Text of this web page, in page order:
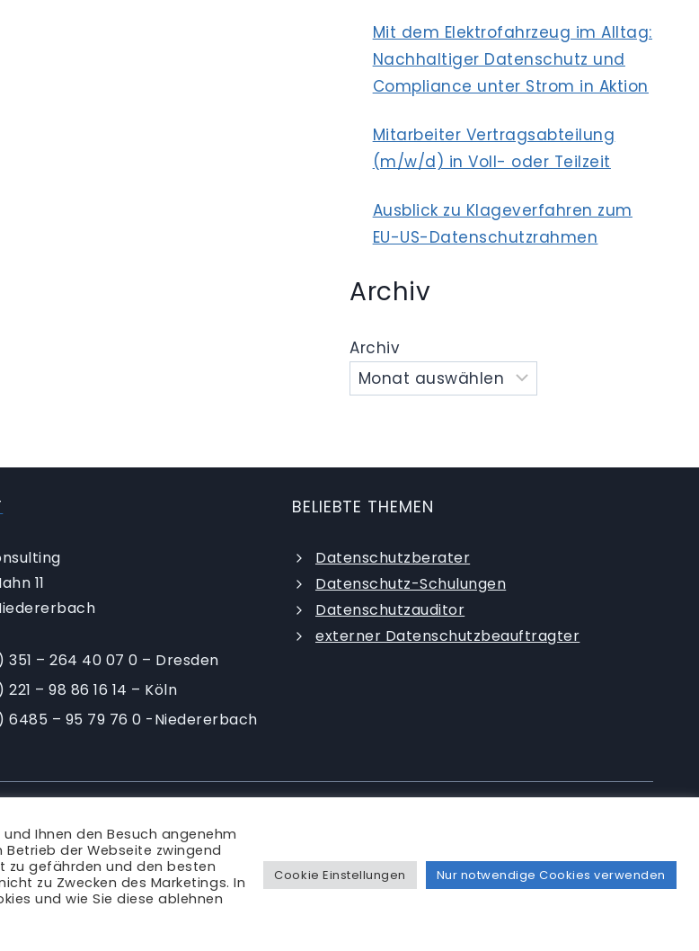
Mit dem Elektrofahrzeug im Alltag:
Nachhaltiger Datenschutz und
Compliance unter Strom in Aktion
Mitarbeiter Vertragsabteilung
(m/w/d) in Voll- oder Teilzeit
Ausblick zu Klageverfahren zum
EU-US-Datenschutzrahmen
Archiv
Archiv
11
351 – 264 40 07 0 – Dresden
– 98 86 16 14 – Köln
6485 – 95 79 76 0 -Niedererbach
BELIEBTE THEMEN
Datenschutzberater
Datenschutz-Schulungen
Datenschutzauditor
externer Datenschutzbeauftragter
Blog| Karriere Impressum
Ihnen den Besuch angenehm
der Webseite zwingend
zu gefährden und den besten
zu Zwecken des Marketings. In
und wie Sie diese ablehnen
Cookie Einstellungen Nur notwendige Cookies verwenden